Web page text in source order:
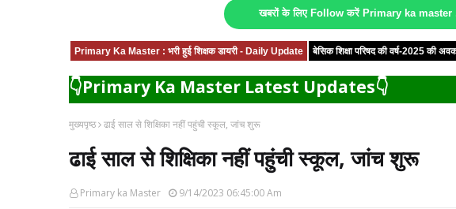
खबरों के लिए Follow करें Primary ka master
Primary Ka Master : भरी हुई शिक्षक डायरी - Daily Update बेसिक शिक्षा परिषद की वर्ष-2025 की
👇Primary Ka Master Latest Updates👇
मुख्यपृष्ठ ढाई साल से शिक्षिका नहीं पहुंची स्कूल, जांच शुरू
ढाई साल से शिक्षिका नहीं पहुंची स्कूल, जांच शुरू
Primary ka Master 9/14/2023 06:45:00 Am